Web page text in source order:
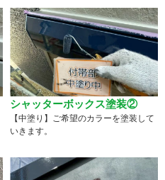
シャッターボックス塗装②
【中塗り】ご希望のカラーを塗装して
いきます。